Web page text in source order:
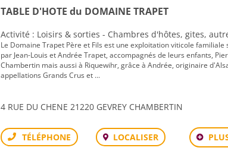
TABLE D'HOTE du DOMAINE TRAPET
Activité : Loisirs & sorties - Chambres d'hôtes, gites,
Le Domaine Trapet Père et Fils est une exploitation viticole
par Jean-Louis et Andrée Trapet, accompagnés de leurs enfants,
Chambertin mais aussi à Riquewihr, grâce à Andrée, originaire
appellations Grands Crus et ...
4 RUE DU CHENE 21220 GEVREY CHAMBERTIN
Téléphone LOCALISER